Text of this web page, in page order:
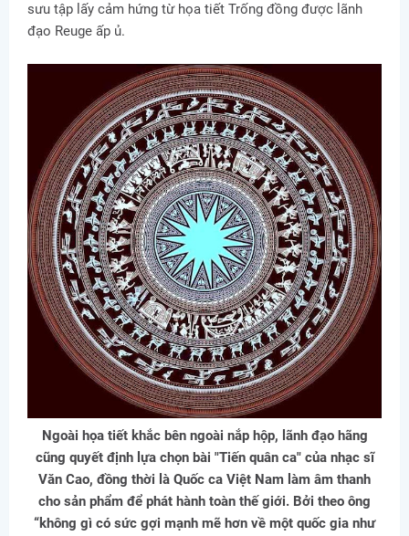
sưu tập lấy cảm hứng từ họa tiết Trống đồng được lãnh
đạo Reuge ấp ủ.
Ngoài họa tiết khắc bên ngoài nắp hộp, lãnh đạo hãng
cũng quyết định lựa chọn bài "Tiến quân ca" của nhạc sĩ
Văn Cao, đồng thời là Quốc ca Việt Nam làm âm thanh
cho sản phẩm để phát hành toàn thế giới. Bởi theo ông
“không gì có sức gợi mạnh mẽ hơn về một quốc gia như